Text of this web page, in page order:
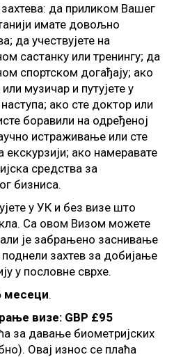
да приликом Вашег
имате довољно
да учествујете на
састанку или тренингу; да
спортском догађају; ако
музичар и путујете у
ако сте доктор или
боравили на одређеној
истраживање или сте
ако намеравате
средства за
бизниса.
у УК и без визе што
Са овом Визом можете
је забрањено заснивање
захтев за добијање
у пословне сврхе.
месеци.
визе: GBP £95
за давање биометријских
Овај износ се плаћа